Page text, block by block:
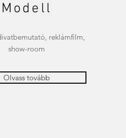
Modell
reklámfilm,
show-room
Olvass tovább